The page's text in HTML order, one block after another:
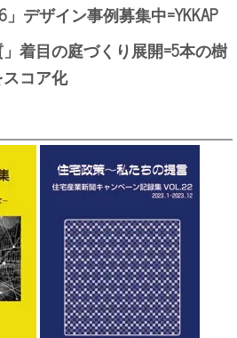
デザイン事例募集中=YKKAP
着目の庭づくり展開=5本の樹
コア化